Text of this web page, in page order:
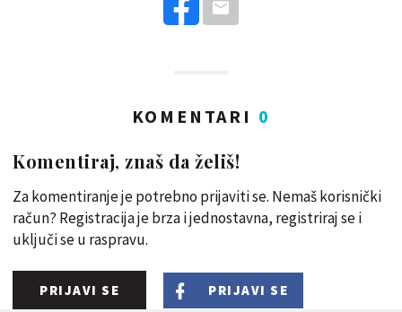
KOMENTARI 0
Komentiraj, znaš da želiš!
Za komentiranje je potrebno prijaviti se. Nemaš korisnički
račun? Registracija je brza i jednostavna, registriraj se i
uključi se u raspravu.
PRIJAVI SE PRIJAVI SE